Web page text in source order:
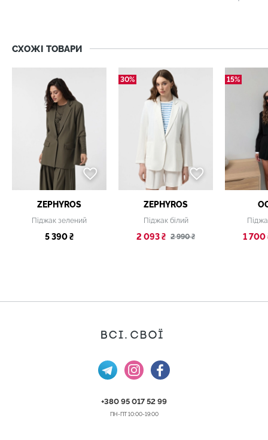
СХОЖІ ТОВАРИ
ZEPHYROS
Піджак зелений
5 390 ₴
30%
ZEPHYROS
Піджак білий
2 093 ₴ 2 990 ₴
15%
1 700
+380 95 017 52 99
ПН-ПТ 10:00-19:00